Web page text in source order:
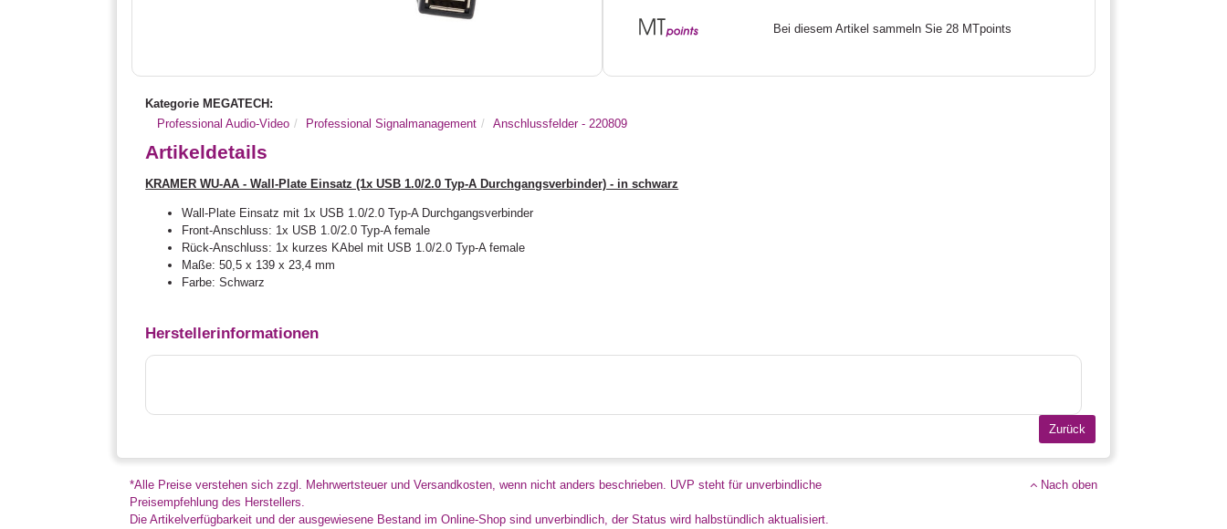
Bei diesem Artikel sammeln Sie 28 MTpoints
Kategorie MEGATECH:
Professional Audio-Video
Professional Signalmanagement Anschlussfelder - 220809
Artikeldetails
KRAMER WU-AA - Wall-Plate Einsatz (1x USB 1.0/2.0 Typ-A Durchgangsverbinder) - in schwarz
Wall-Plate Einsatz mit 1x USB 1.0/2.0 Typ-A Durchgangsverbinder
Front-Anschluss: 1x USB 1.0/2.0 Typ-A female
Rück-Anschluss: 1x kurzes KAbel mit USB 1.0/2.0 Typ-A female
Maße: 50,5 x 139 x 23,4 mm
Farbe: Schwarz
Herstellerinformationen
*Alle Preise verstehen sich zzgl. Mehrwertsteuer und Versandkosten, wenn nicht anders beschrieben. UVP steht für unverbindliche
Preisempfehlung des Herstellers.
Die Artikelverfügbarkeit und der ausgewiesene Bestand im Online-Shop sind unverbindlich, der Status wird halbstündlich aktualisiert.
Nach oben